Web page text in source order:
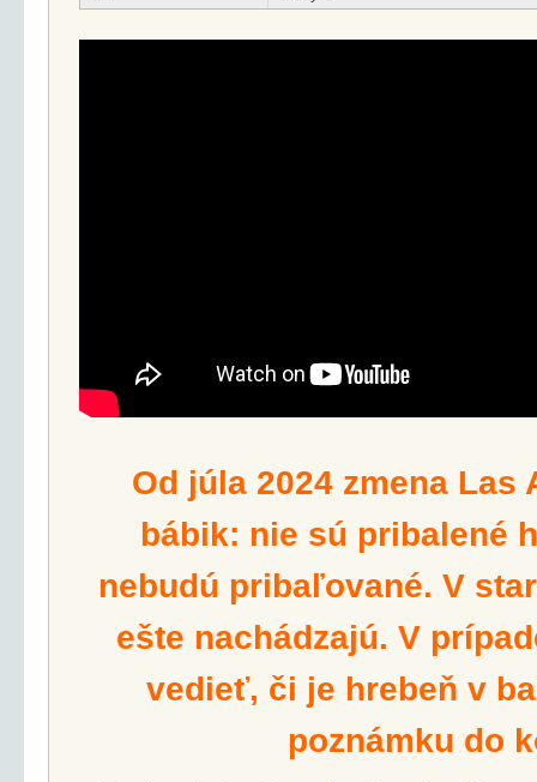
Od júla 2024 zmena Las
bábik: nie sú pribalené
nebudú pribaľované. V
ešte nachádzajú. V
vedieť, či je hrebeň v
poznámku do